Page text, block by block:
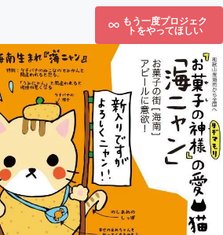
もう一度プロジェク
トをやってほしい